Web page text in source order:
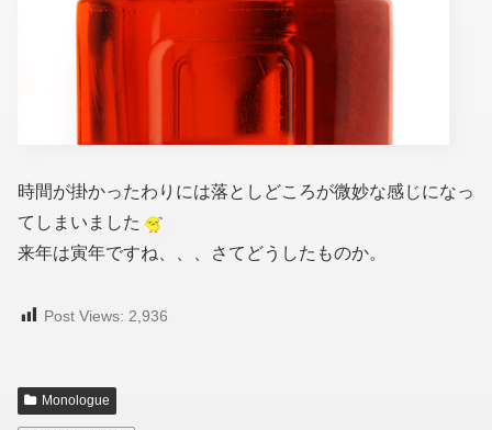
時間が掛かったわりには落としどころが微妙な感じになっ
てしまいました
来年は寅年ですね、、、さてどうしたものか。
Post Views: 2,936
Monologue